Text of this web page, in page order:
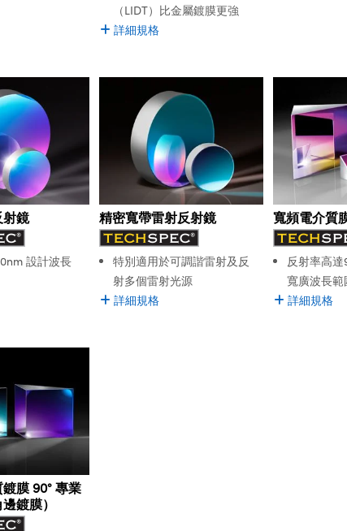
（LIDT）比金屬鍍膜更強
詳細規格
射鏡
設計波長
精密寬帶雷射反射鏡
特別適用於可調諧雷射及反
射多個雷射光源
詳細規格
寬頻電介質
反射率高達
寬廣波長範
詳細規格
膜 90° 專業
鍍膜）